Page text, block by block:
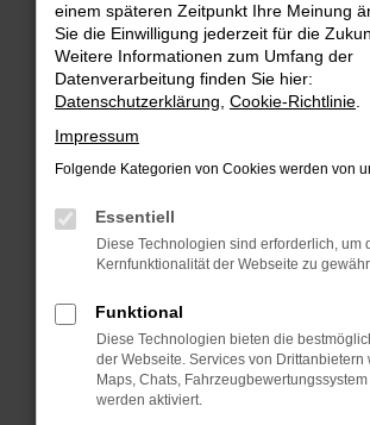
Hier sind ein paar Tipps, die dir
Überprüfe deine Firewall und
Internetverbindung.
Suchmaschine?
Manche Erweiterungen, wie
können das Laden bestimmter
verhindern. Funktioniert die Seite
Fenster?
Starte dein Gerät neu.
Das kann manchmal helfen,
Probleme zu beheben.
einem späteren Zeitpunkt Ihre Meinung
Sie die Einwilligung jederzeit für die
Weitere Informationen zum Umfang der
Datenverarbeitung finden Sie hier:
Datenschutzerklärung Cookie-Richtlinie
Impressum
Folgende Kategorien von Cookies werden von
Essentiell
Diese Technologien sind erforderlich, um
Kernfunktionalität der Webseite zu
Funktional
Diese Technologien bieten die
der Webseite. Services von Drittanbietern
Maps, Chats,
werden aktiviert.